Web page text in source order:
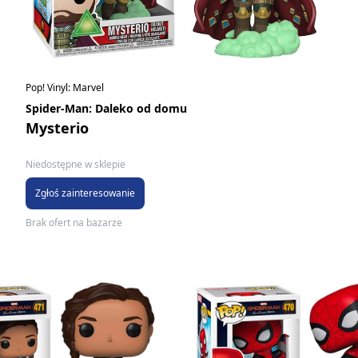
Pop! Vinyl: Marvel
Spider-Man: Daleko od domu
Mysterio
Niedostępne w sklepie
Zgłoś zainteresowanie
Brak ofert na bazarze